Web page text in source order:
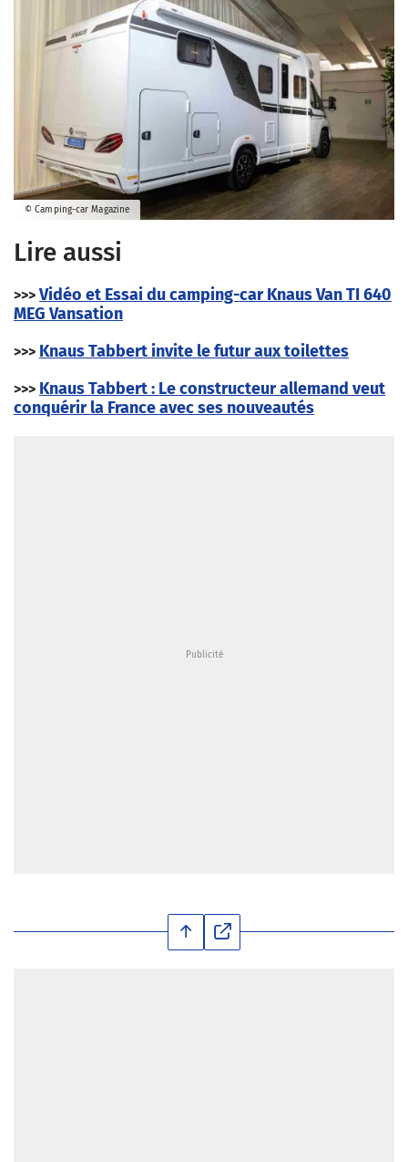
© Camping-car Magazine
Lire aussi
>>> Vidéo et Essai du camping-car Knaus Van TI 640
MEG Vansation
>>> Knaus Tabbert invite le futur aux toilettes
>>> Knaus Tabbert : Le constructeur allemand veut
conquérir la France avec ses nouveautés